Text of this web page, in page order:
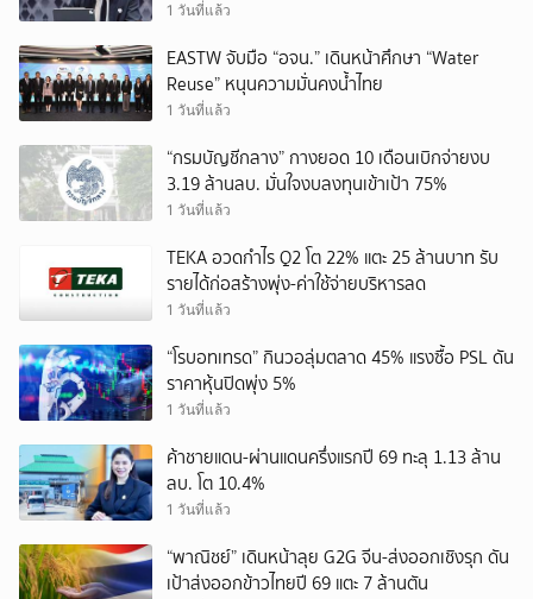
1 วันที่แล้ว
EASTW จับมือ “อจน.” เดินหน้าศึกษา “Water
Reuse” หนุนความมั่นคงน้ำไทย
1 วันที่แล้ว
“กรมบัญชีกลาง” กางยอด 10 เดือนเบิกจ่ายงบ
3.19 ล้านลบ. มั่นใจงบลงทุนเข้าเป้า 75%
1 วันที่แล้ว
TEKA อวดกำไร Q2 โต 22% แตะ 25 ล้านบาท รับ
รายได้ก่อสร้างพุ่ง-ค่าใช้จ่ายบริหารลด
1 วันที่แล้ว
“โรบอทเทรด” กินวอลุ่มตลาด 45% แรงซื้อ PSL ดัน
ราคาหุ้นปิดพุ่ง 5%
1 วันที่แล้ว
ค้าชายแดน-ผ่านแดนครึ่งแรกปี 69 ทะลุ 1.13 ล้าน
ลบ. โต 10.4%
1 วันที่แล้ว
“พาณิชย์” เดินหน้าลุย G2G จีน-ส่งออกเชิงรุก ดัน
เป้าส่งออกข้าวไทยปี 69 แตะ 7 ล้านตัน